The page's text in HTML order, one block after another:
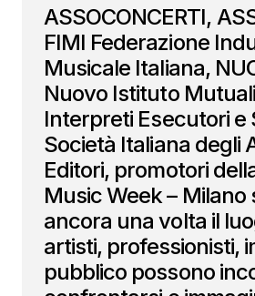
ASSOCONCERTI,
FIMI Federazione
Musicale Italiana,
Nuovo Istituto
Interpreti Esecutori e
Società Italiana degli
Editori, promotori
Music Week – Milano
ancora una volta il
artisti, professionisti,
pubblico possono